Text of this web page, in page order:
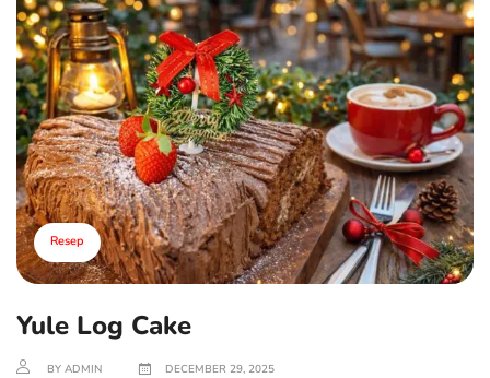
Resep
Yule Log Cake
BY ADMIN DECEMBER 29, 2025